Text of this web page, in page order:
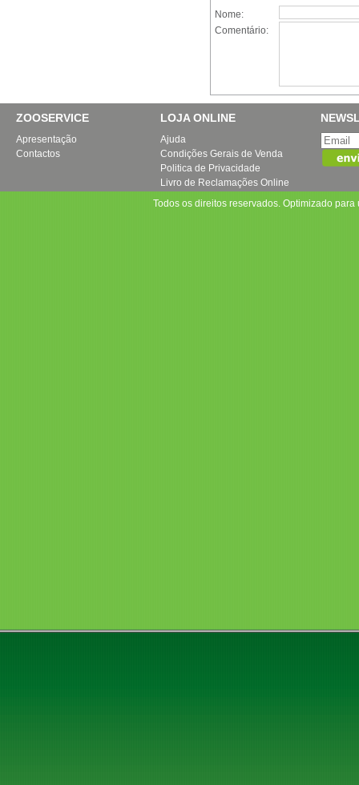
Nome:
Comentário:
ZOOSERVICE
Apresentação
Contactos
LOJA ONLINE
Ajuda
Condições Gerais de Venda
Politica de Privacidade
Livro de Reclamações Online
Todos os direitos reservados. Optimizado